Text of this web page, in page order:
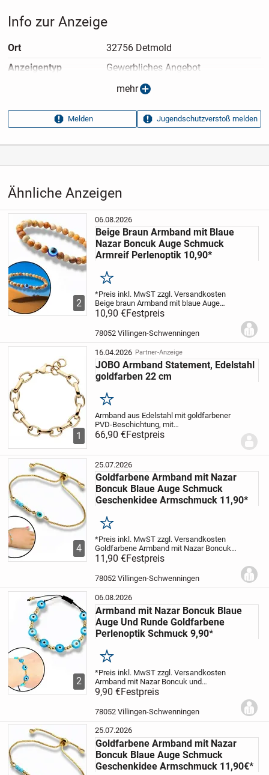
Ähnliche Anzeigen
2
06.08.2026
Beige Braun Armband mit Blaue
Nazar Boncuk Auge Schmuck
Armreif Perlenoptik 10,90*
Merken
*Preis inkl. MwST zzgl. Versandkosten
Beige braun Armband mit blaue Auge
Nazar Boncuk. Das Armband hat einen
Gummizug Verschluß womit sie es
optimal an Ihren Handgelenk anpassen
10,90 €Festpreis
78052 Villingen-Schwenningen
1
16.04.2026 Partner-Anzeige
JOBO Armband Statement, Edelstahl
goldfarben 22 cm
Merken
Armband aus Edelstahl mit goldfarbener
PVD-Beschichtung, mit
KarabinerverschlussLänge ca. 22 cm,
Stärke ca. 10,2 mm x 10,2 mm, Gewicht
Auf dem Foto kann der...
66,90 €Festpreis
4
25.07.2026
Goldfarbene Armband mit Nazar
Boncuk Blaue Auge Schmuck
Geschenkidee Armschmuck 11,90*
Merken
*Preis inkl. MwST zzgl. Versandkosten
Goldfarbene Armband mit Nazar Boncuk
blaue Auge und Perlenoptik.
als Geschenkidee.
einen verstellbaren Verschluss womit...
11,90 €Festpreis
78052 Villingen-Schwenningen
2
06.08.2026
Armband mit Nazar Boncuk Blaue
Auge Und Runde Goldfarbene
Perlenoptik Schmuck 9,90*
Merken
*Preis inkl. MwST zzgl. Versandkosten
Armband mit Nazar Boncuk und
goldfarbene Perlenoptik mit hellblaue
Augen Motiv.
Geschenkidee. Das Armband hat einen
verstellbaren...
9,90 €Festpreis
78052 Villingen-Schwenningen
25.07.2026
Goldfarbene Armband mit Nazar
Boncuk Blaue Auge Schmuck
Geschenkidee Armschmuck 11,90€*
Info zur Anzeige
Ort
32756 Detmold
Anzeigen­typ
Gewerbliches Angebot
08.07.2026
Anzeigen­kennung
15d5b66f
Aufrufe dieser
13
Accessoires›Schmuck›Armbänder
mehr
Melden Jugendschutzverstoß melden